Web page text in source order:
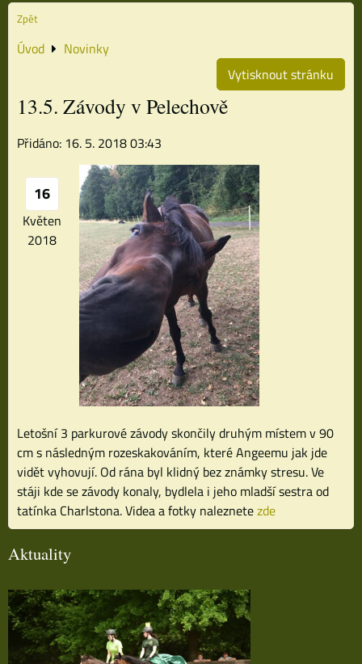
Zpět
Úvod
Novinky
Vytisknout stránku
13.5. Závody v Pelechově
Přidáno: 16. 5. 2018 03:43
16
Květen
2018
Letošní 3 parkurové závody skončily druhým místem v 90
cm s následným rozeskakováním, které Angeemu jak jde
vidět vyhovují. Od rána byl klidný bez známky stresu. Ve
stáji kde se závody konaly, bydlela i jeho mladší sestra od
tatínka Charlstona. Videa a fotky naleznetezde
Aktuality